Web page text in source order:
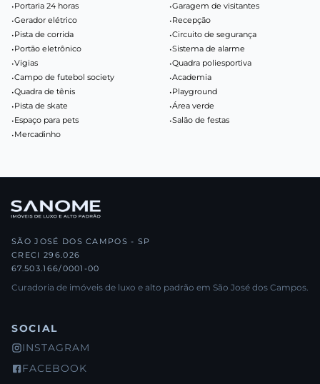
•Portaria 24 horas •Garagem de visitantes
•Gerador elétrico •Recepção
•Pista de corrida •Circuito de segurança
•Portão eletrônico •Sistema de alarme
•Vigias •Quadra poliesportiva
•Campo de futebol society •Academia
•Quadra de tênis •Playground
•Pista de skate •Área verde
•Espaço para pets •Salão de festas
•Mercadinho
SÃO JOSÉ DOS CAMPOS - SP
CRECI 296.026
67.503.166/0001-00
Curadoria de imóveis de luxo e alto padrão em São José dos Campos.
SOCIAL
INSTAGRAM
FACEBOOK